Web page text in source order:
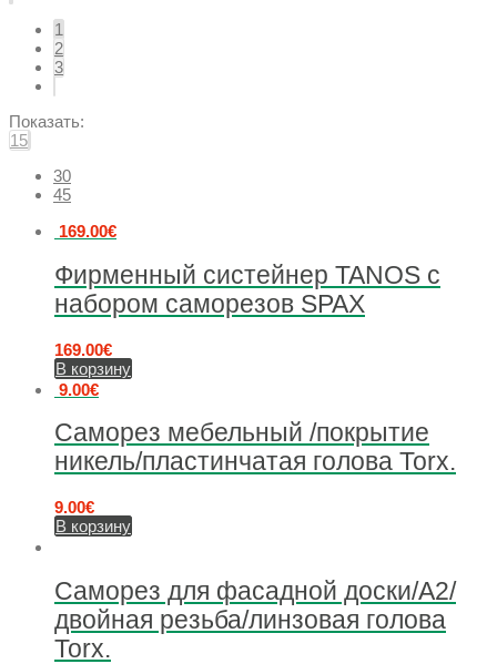
1
2
3
Показать:
15
30
45
169.00€
Фирменный систейнер TANOS с
набором саморезов SPAX
169.00€
В корзину
9.00€
Саморез мебельный /покрытие
никель/пластинчатая голова Torx.
9.00€
В корзину
Саморез для фасадной доски/А2/
двойная резьба/линзовая голова
Torx.